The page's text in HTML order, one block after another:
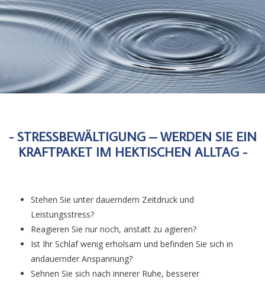
- STRESSBEWÄLTIGUNG – WERDEN SIE EIN
KRAFTPAKET IM HEKTISCHEN ALLTAG -
Stehen Sie unter dauerndem Zeitdruck und
Leistungsstress?
Reagieren Sie nur noch, anstatt zu agieren?
Ist Ihr Schlaf wenig erholsam und befinden Sie sich in
andauernder Anspannung?
Sehnen Sie sich nach innerer Ruhe, besserer